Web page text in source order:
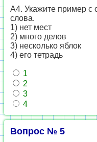
А4. Укажите пример
слова.
1) нет мест
2) много делов
3) несколько яблок
4) его тетрадь
1
2
3
4
Вопрос № 5